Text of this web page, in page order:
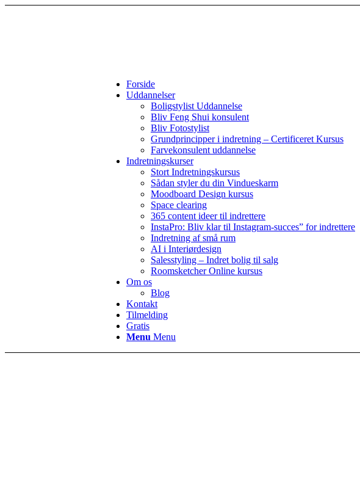
Forside
Uddannelser
Boligstylist Uddannelse
Bliv Feng Shui konsulent
Bliv Fotostylist
Grundprincipper i indretning – Certificeret Kursus
Farvekonsulent uddannelse
Indretningskurser
Stort Indretningskursus
Sådan styler du din Vindueskarm
Moodboard Design kursus
Space clearing
365 content ideer til indrettere
InstaPro: Bliv klar til Instagram-succes” for indrettere
Indretning af små rum
AI i Interiørdesign
Salesstyling – Indret bolig til salg
Roomsketcher Online kursus
Om os
Blog
Kontakt
Tilmelding
Gratis
Menu Menu